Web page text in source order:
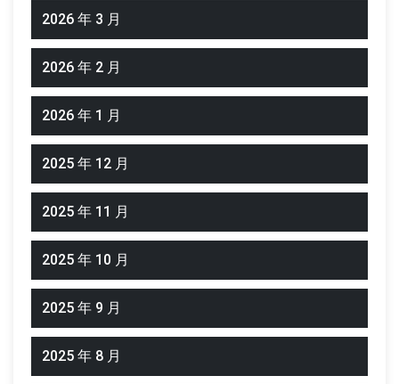
2026 年 3 月
2026 年 2 月
2026 年 1 月
2025 年 12 月
2025 年 11 月
2025 年 10 月
2025 年 9 月
2025 年 8 月